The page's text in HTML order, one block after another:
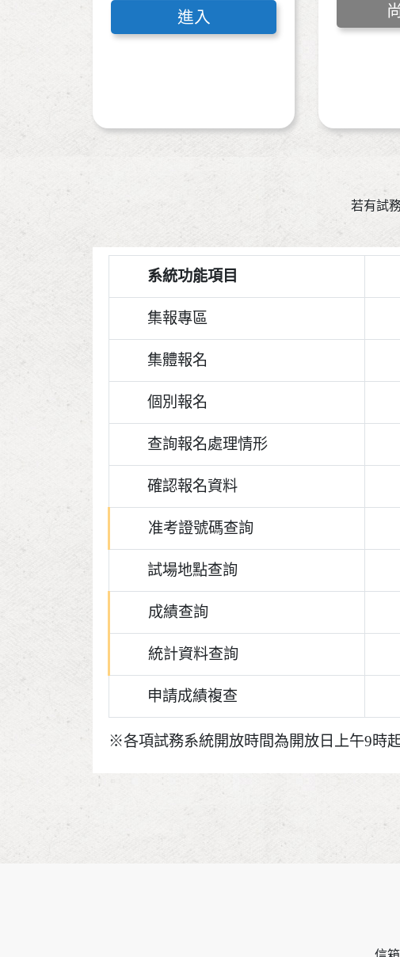
進入
若有試
系統功能項目
集報專區
集體報名
個別報名
查詢報名處理情形
確認報名資料
准考證號碼查詢
試場地點查詢
成績查詢
統計資料查詢
申請成績複查
※各項試務系統開放時間為開放日上午9時